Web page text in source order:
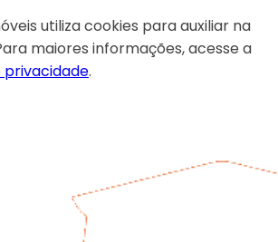
utiliza cookies para auxiliar na
maiores informações, acesse a
.